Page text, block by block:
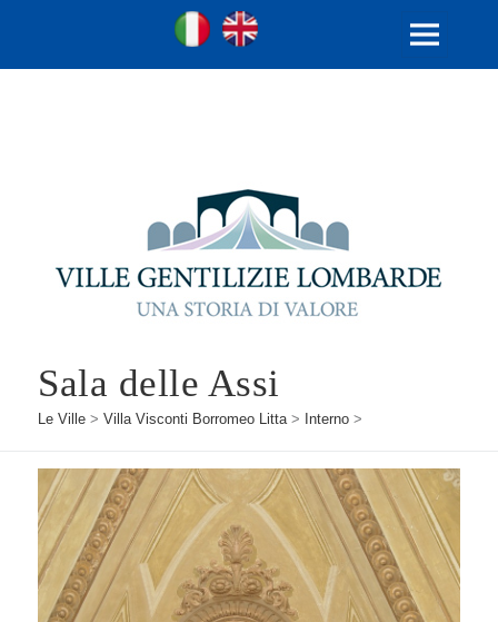
Ville Gentilizie Lombarde
Ita
MENU
Sala delle Assi
Le Ville >Villa Visconti Borromeo Litta> Interno >